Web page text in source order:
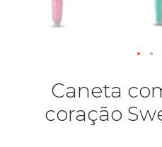
Caneta
coração